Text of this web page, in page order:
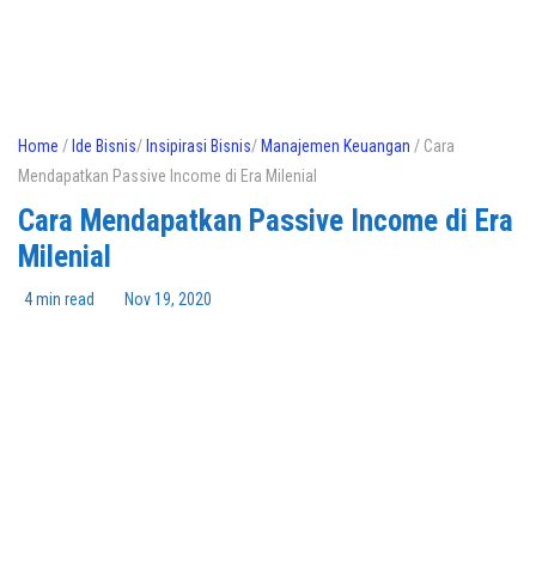
Home / Ide Bisnis/ Insipirasi Bisnis/ Manajemen Keuangan / Cara
Mendapatkan Passive Income di Era Milenial
Cara Mendapatkan Passive Income di Era
Milenial
4 min read Nov 19, 2020